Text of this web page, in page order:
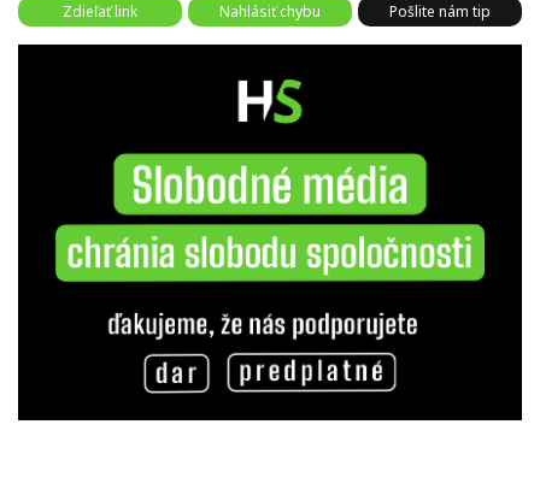
Zdieľať link Nahlásiť chybu Pošlite nám tip